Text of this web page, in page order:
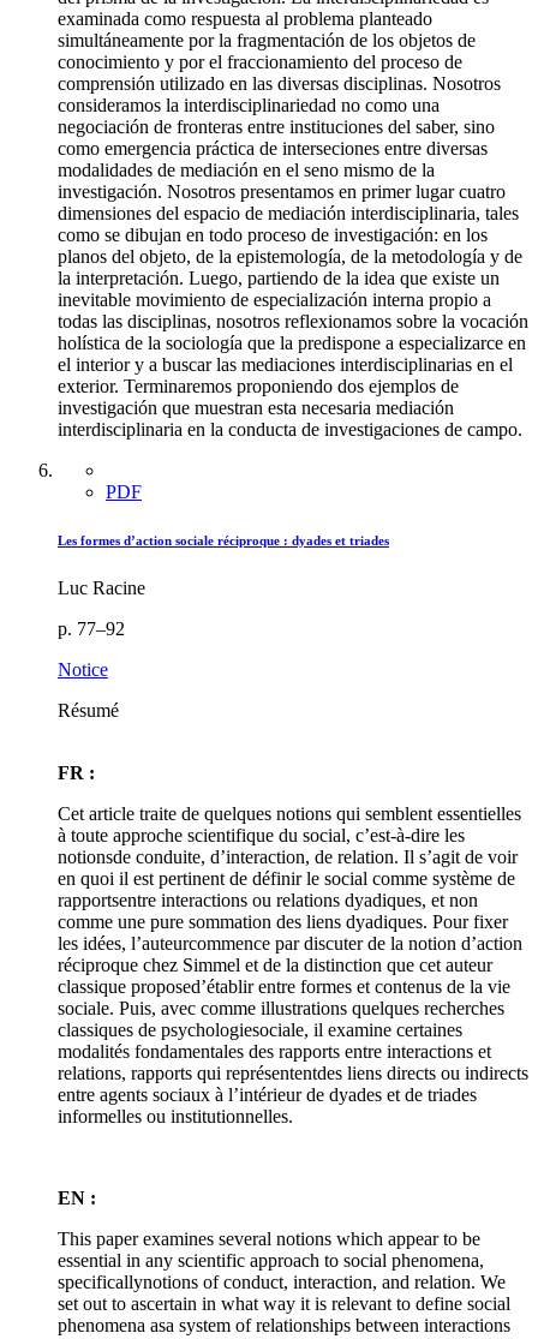
examinada como respuesta al problema planteado
simultáneamente por la fragmentación de los objetos de
conocimiento y por el fraccionamiento del proceso de
comprensión utilizado en las diversas disciplinas. Nosotros
consideramos la interdisciplinariedad no como una
negociación de fronteras entre instituciones del saber, sino
como emergencia práctica de interseciones entre diversas
modalidades de mediación en el seno mismo de la
investigación. Nosotros presentamos en primer lugar cuatro
dimensiones del espacio de mediación interdisciplinaria, tales
como se dibujan en todo proceso de investigación: en los
planos del objeto, de la epistemología, de la metodología y de
la interpretación. Luego, partiendo de la idea que existe un
inevitable movimiento de especialización interna propio a
todas las disciplinas, nosotros reflexionamos sobre la vocación
holística de la sociología que la predispone a especializarce en
el interior y a buscar las mediaciones interdisciplinarias en el
exterior. Terminaremos proponiendo dos ejemplos de
investigación que muestran esta necesaria mediación
interdisciplinaria en la conducta de investigaciones de campo.
PDF
Les formes d’action sociale réciproque : dyades et triades
Luc Racine
p. 77–92
Notice
Résumé
FR :
Cet article traite de quelques notions qui semblent essentielles
à toute approche scientifique du social, c’est-à-dire les
notionsde conduite, d’interaction, de relation. Il s’agit de voir
en quoi il est pertinent de définir le social comme système de
rapportsentre interactions ou relations dyadiques, et non
comme une pure sommation des liens dyadiques. Pour fixer
les idées, l’auteurcommence par discuter de la notion d’action
réciproque chez Simmel et de la distinction que cet auteur
classique proposed’établir entre formes et contenus de la vie
sociale. Puis, avec comme illustrations quelques recherches
classiques de psychologiesociale, il examine certaines
modalités fondamentales des rapports entre interactions et
relations, rapports qui représententdes liens directs ou indirects
entre agents sociaux à l’intérieur de dyades et de triades
informelles ou institutionnelles.
EN :
This paper examines several notions which appear to be
essential in any scientific approach to social phenomena,
specificallynotions of conduct, interaction, and relation. We
set out to ascertain in what way it is relevant to define social
phenomena asa system of relationships between interactions